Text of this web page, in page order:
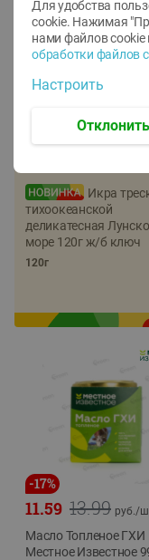
22%
Икра
тихоокеанской
деликатесная
море 120г ж/б ключ
120г
-17%
13.99
11.59 руб./
Масло Топленое ГХИ
Местное Известное
Для удобства
cookie. Нажимая
нами файлов cookie
обработки файлов
Настроить
Отклонить